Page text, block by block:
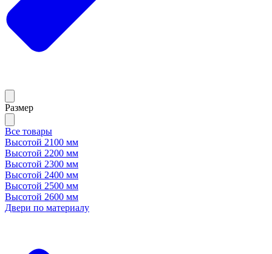
Размер
Все товары
Высотой 2100 мм
Высотой 2200 мм
Высотой 2300 мм
Высотой 2400 мм
Высотой 2500 мм
Высотой 2600 мм
Двери по материалу